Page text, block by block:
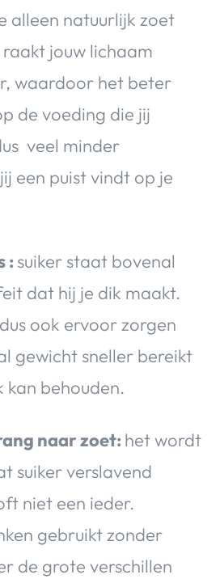
alleen natuurlijk zoet
jouw lichaam
waardoor het beter
de voeding die jij
veel minder
een puist vindt op je
: suiker staat bovenal
dat hij je dik maakt.
ook ervoor zorgen
gewicht sneller bereikt
kan behouden.
naar zoet: het wordt
suiker verslavend
niet een ieder.
gebruikt zonder
de grote verschillen